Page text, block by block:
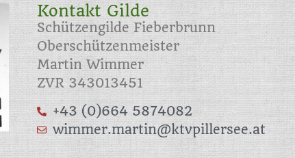
Kontakt Gilde
Schützengilde Fieberbrunn
Oberschützenmeister
Martin Wimmer
ZVR 343013451
+43 (0)664 5874082
wimmer.martin@ktvpillersee.at